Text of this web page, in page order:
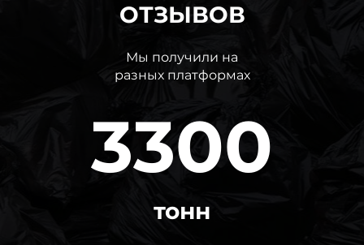
ОТЗЫВОВ
Мы получили на
разных платформах
3300
тонн